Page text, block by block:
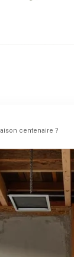
centenaire ?